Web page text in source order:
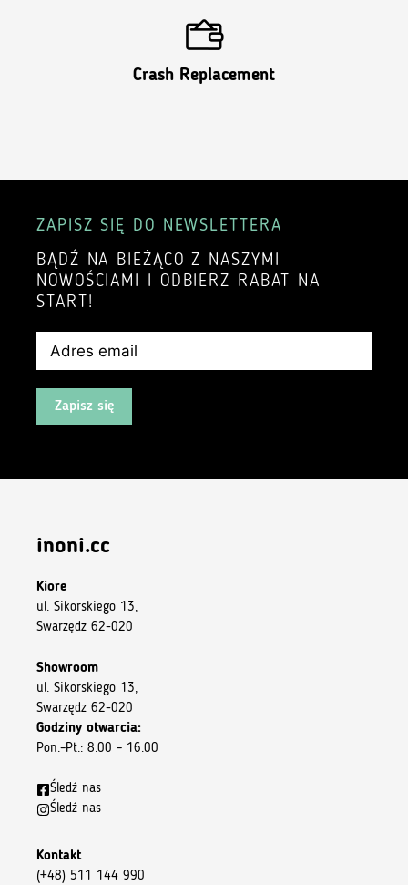
Crash Replacement
ZAPISZ SIĘ DO NEWSLETTERA
BĄDŹ NA BIEŻĄCO Z NASZYMI
NOWOŚCIAMI I ODBIERZ RABAT NA
START!
Zapisz się
inoni.cc
Kiore
ul. Sikorskiego 13,
Swarzędz 62-020
Showroom
ul. Sikorskiego 13,
Swarzędz 62-020
Godziny otwarcia:
Pon.–Pt.: 8.00 – 16.00
Śledź nas
Śledź nas
Kontakt
(+48) 511 144 990